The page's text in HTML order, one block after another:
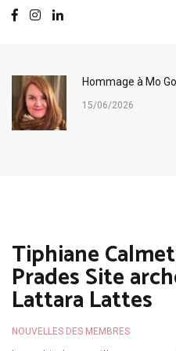
Hommage à Mo
15/06/2026
Tiphiane
Prades Site
Lattara Lattes
NOUVELLES DES MEMBRES